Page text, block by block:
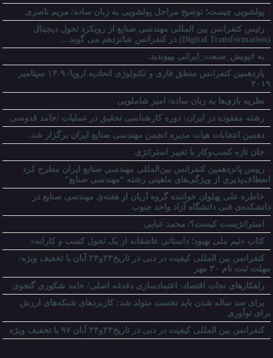
پولشویی چیست؛ توضیح مراحل پولشویی به زبان ساده/ مریم ناصری
رئیس کنفرانس بین المللی مهندسی صنایع از رویکرد تحول دیجیتال
(Digital Transformation) در کنفرانس شانزدهم می گوید…
به #پویش_صنعت_ایرانی بپیوندید.
یازدهمین کنفرانس منطق فازی و تکنولوژی اتحادیه اروپا/ ۹-۱۳ سپتامبر
۲۰۱۹
نظریه بازی‌ها به زبان ساده/ امیر شاملویی
رشته مفقوده در ایران: دوره کارشناسی تحقیق در عملیات /حامد قدوسی
دهمین انتخابات هیات مدیره انجمن مهندسی صنایع ایران برگزار شد.
جان تازه کسب‌وکار با تغییر استراتژی
رییس پانزدهمین کنفرانس بین‌المللی مهندسی صنایع ایران مطرح کرد
انعطاف‌پذیری از ویژگی‌های ماهیتی رشته “مهندسی صنایع”
خاطره علی پهلوان خواننده گروه آریان از هفته‌ی مهندسی صنایع در
دانشکده‌ی فنی دانشگاه آزاد واحد جنوب
استراتژیست کیست؟‬/ محمد عبایی
کتاب «تیم ملی بهبود؛ داستانی عاشقانه از یک تحول کسب و کارانه»
کنفرانس بین المللی کیفیت در دبی در تاریخ۲۳و۲۴ آبان با تخفیف ویژه/
مهلت ثبت نام ۳۰ مهر
راهکارهای نجات اقتصاد: اعتمادسازی دغدغه اصلی/ حامد شکوری گنجوی
برای صد ساله شدن باید نخست متولد شد: کاربردهای شبکه‌های ارزش
برای نوآوری
کنفرانس بین المللی کیفیت در دبی در تاریخ۲۳و۲۴ آبان ۹۷ با تخفیف ویژه